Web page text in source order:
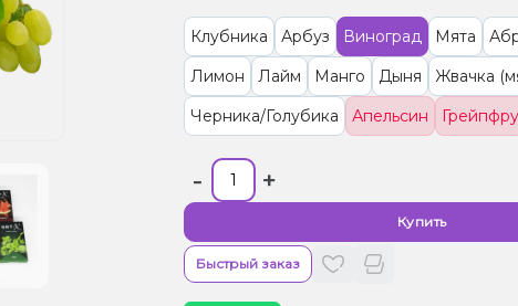
Клубника Арбуз Виноград Мята
Лимон
Лайм Манго Дыня
Жвачка
Черника/Голубика
Апельсин
- +
Купить
Быстрый заказ